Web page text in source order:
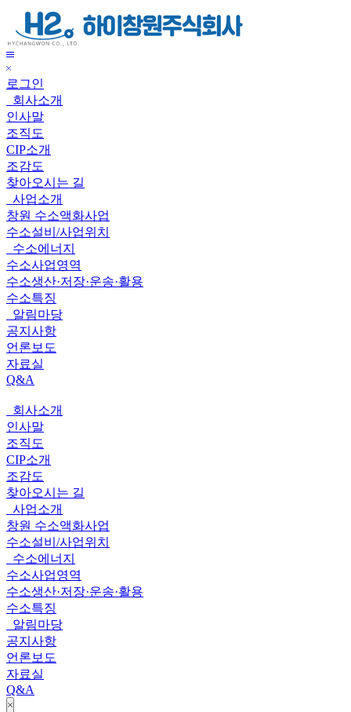
이
메
보
기
닫
기
로그인
회사소개
인사말
조직도
CIP소개
조감도
찾아오시는 길
사업소개
창원 수소액화사업
수소설비/사업위치
수소에너지
수소사업영역
수소생산·저장·운송·활용
수소특징
알림마당
공지사항
언론보도
자료실
Q&A
전
체
메
뉴
회사소개
인사말
조직도
CIP소개
조감도
찾아오시는 길
사업소개
창원 수소액화사업
수소설비/사업위치
수소에너지
수소사업영역
수소생산·저장·운송·활용
수소특징
알림마당
공지사항
언론보도
자료실
Q&A
close